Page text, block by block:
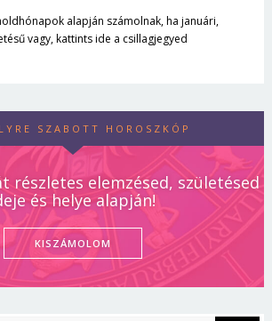
alapján számolnak, ha januári,
vagy, kattints ide a csillagjegyed
SZABOTT HOROSZKÓP
részletes elemzésed, születésed
és helye alapján!
KISZÁMOLOM